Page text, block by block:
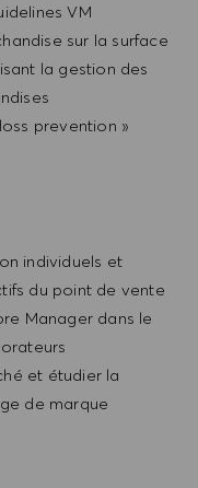
VM
sur la surface
la gestion des
prevention »
individuels et
du point de vente
Manager dans le
et étudier la
de marque